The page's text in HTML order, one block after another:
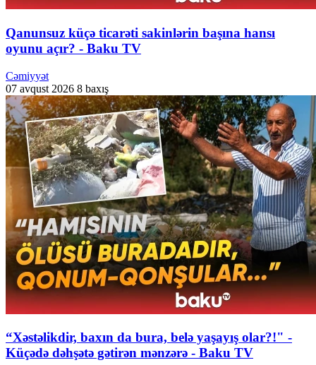
Qanunsuz küçə ticarəti sakinlərin başına hansı
oyunu açır? - Baku TV
Cəmiyyət
07 avqust 2026 8 baxış
“Xəstəlikdir, baxın da bura, belə yaşayış olar?!" -
Küçədə dəhşətə gətirən mənzərə - Baku TV